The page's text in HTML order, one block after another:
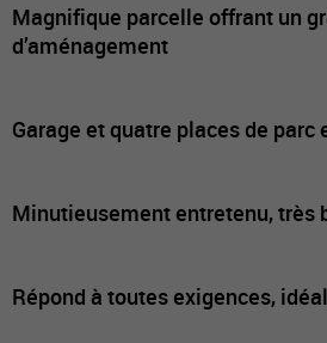
Magnifique parcelle offrant un
d’aménagement
Garage et quatre places de parc
Minutieusement entretenu, très
Répond à toutes exigences,